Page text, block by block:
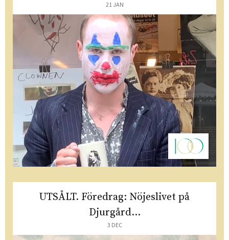
21 JAN
UTSÅLT. Föredrag: Nöjeslivet på
Djurgård...
3 DEC